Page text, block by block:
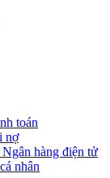
toán
nợ
hàng điện tử
nhân